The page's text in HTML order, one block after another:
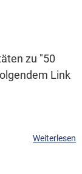
zu "50
Link
Weiterlesen